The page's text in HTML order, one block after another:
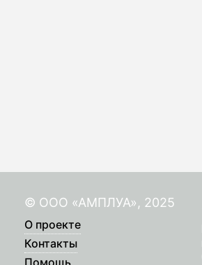
© ООО «АМПЛУА», 2025
О проекте
Контакты
Помощь